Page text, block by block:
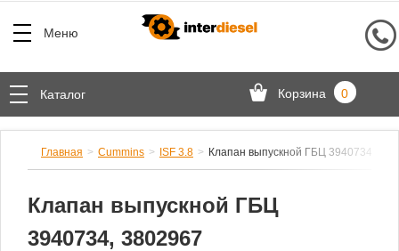
Меню
Каталог Корзина 0
Главная Cummins ISF 3.8 Клапан выпускной ГБЦ 3940734,
Клапан выпускной ГБЦ
3940734, 3802967